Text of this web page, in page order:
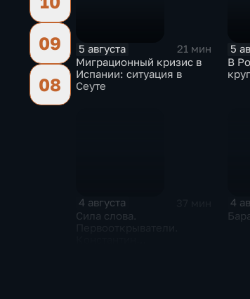
09
08
5 августа
21 мин
Миграционный кризис в
Испании: ситуация в
Сеуте
5
В
4 августа
Сила слова.
4